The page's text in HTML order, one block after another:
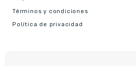
Términos y condiciones
Política de privacidad